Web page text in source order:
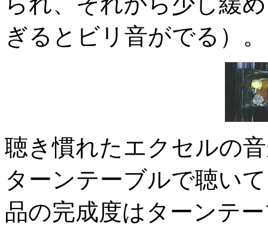
ぎるとビリ音がでる）。
聴き慣れたエクセルの
ターンテーブルで聴い
品の完成度はターンテ